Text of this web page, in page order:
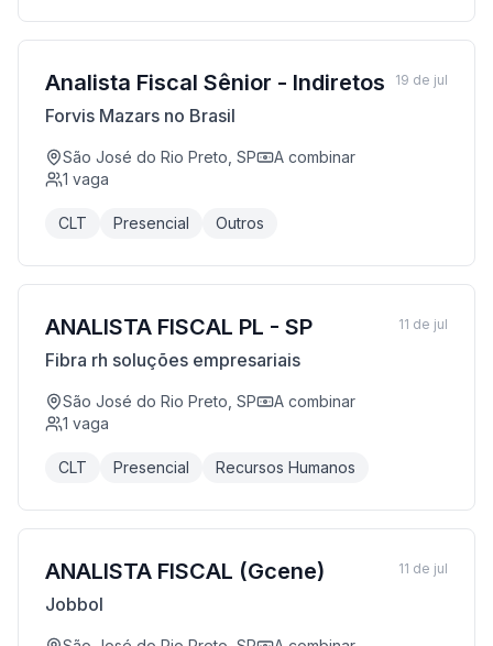
Analista Fiscal Sênior - Indiretos
Forvis Mazars no Brasil
São José do Rio Preto, SP
A combinar
1 vaga
CLT Presencial Outros
19 de jul
ANALISTA FISCAL PL - SP
Fibra rh soluções empresariais
São José do Rio Preto, SP
A combinar
1 vaga
CLT Presencial Recursos Humanos
11 de jul
ANALISTA FISCAL (Gcene)
Jobbol
11 de jul